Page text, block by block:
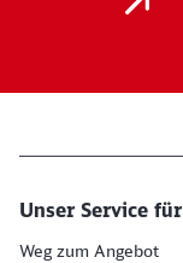
Unser Service
Weg zum Angebot